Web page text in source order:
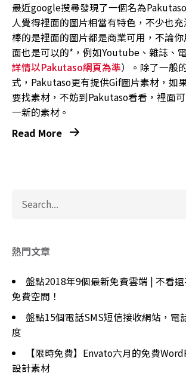
最近google搜尋發現了一個名為
人覺得裡面的圖片相當有特色，不少也
棒的是裡面的圖片都是商業可用，不論
面也是可以的*，例如Youtube、雜誌、
詳情以Pakutaso網頁為準）。除了一般
式，Pakutaso更有提供Gif圖片素材，如
要找素材，不妨到Pakutaso看看，裡面
一新的素材。
Read More
for
熱門文章
盤點2018年9個最新免費雲端 | 不看
免費空間！
盤點15個電話SMS短信接收網站，電
度
【限時免費】Envato六月的免費
設計素材